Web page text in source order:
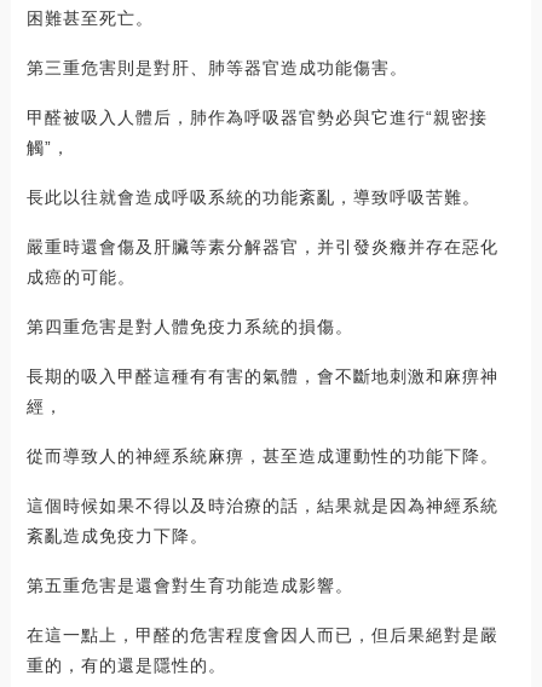
困難甚至死亡。
第三重危害則是對肝、肺等器官造成功能傷害。
甲醛被吸入人體后，肺作為呼吸器官勢必與它進行“親密接
觸”，
長此以往就會造成呼吸系統的功能紊亂，導致呼吸苦難。
嚴重時還會傷及肝臟等素分解器官，并引發炎癥并存在惡化
成癌的可能。
第四重危害是對人體免疫力系統的損傷。
長期的吸入甲醛這種有有害的氣體，會不斷地刺激和麻痹神
經，
從而導致人的神經系統麻痹，甚至造成運動性的功能下降。
這個時候如果不得以及時治療的話，結果就是因為神經系統
紊亂造成免疫力下降。
第五重危害是還會對生育功能造成影響。
在這一點上，甲醛的危害程度會因人而已，但后果絕對是嚴
重的，有的還是隱性的。